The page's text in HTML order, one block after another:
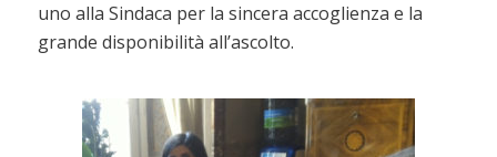
uno alla Sindaca per la sincera accoglienza e la
grande disponibilità all’ascolto.